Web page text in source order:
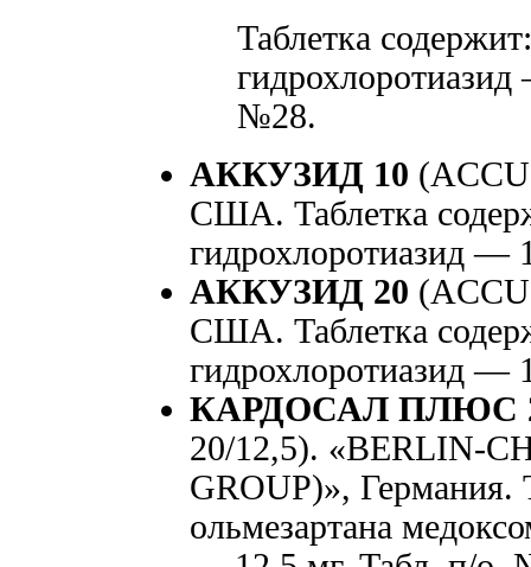
Таблетка
№28.
АККУЗИД 10
США. Таблетка
гидрохлоротиазид —
АККУЗИД 20
США. Таблетка
гидрохлоротиазид —
КАРДОСАЛ ПЛЮС
20/12,5). «BERLIN-
GROUP)», Германия.
ольмезартана